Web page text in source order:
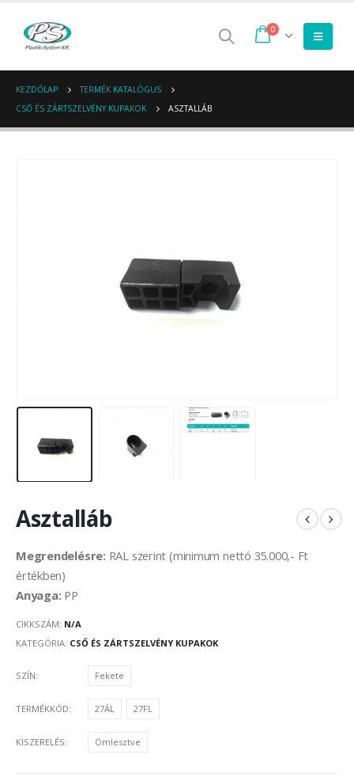
0
KEZDŐLAP
TERMÉK KATALÓGUS
CSŐ ÉS ZÁRTSZELVÉNY KUPAKOK
ASZTALLÁB
Asztalláb
Megrendelésre: RAL szerint (minimum nettó 35.000,- Ft
értékben)
Anyaga: PP
CIKKSZÁM: N/A
KATEGÓRIA: CSŐ ÉS ZÁRTSZELVÉNY KUPAKOK
SZÍN Fekete
TERMÉKKÓD 27ÁL 27FL
KISZERELÉS Ömlesztve